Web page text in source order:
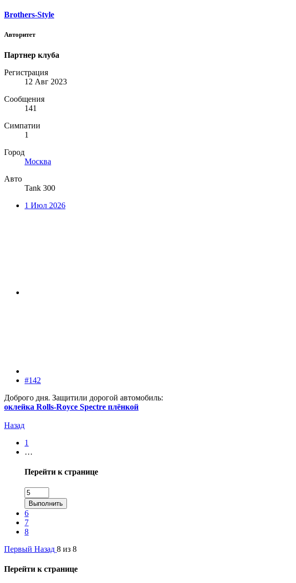
Brothers-Style
Авторитет
Партнер клуба
Регистрация
12 Авг 2023
Сообщения
141
Симпатии
1
Город
Москва
Авто
Tank 300
1 Июл 2026
#142
Доброго дня. Защитили дорогой автомобиль:
оклейка Rolls-Royce Spectre плёнкой
Назад
1
…
Перейти к странице
Выполнить
6
7
8
Первый Назад 8 из 8
Перейти к странице